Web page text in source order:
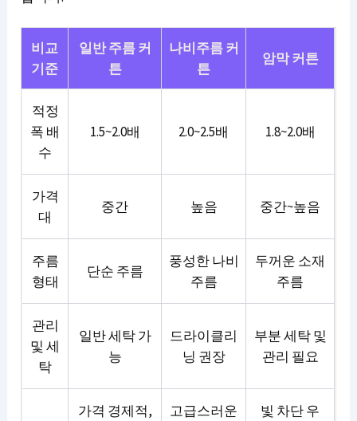
비교
기준
일반 주름 커
튼
나비주름 커
튼
암막 커튼
적정
폭 배
수
1.5~2.0배 2.0~2.5배 1.8~2.0배
가격
대
중간 높음 중간~높음
주름
형태
단순 주름
풍성한 나비
주름
두꺼운 소재
주름
관리
및 세
탁
일반 세탁 가
능
드라이클리
닝 권장
부분 세탁 및
관리 필요
가격 경제적,
고급스러운
빛 차단 우